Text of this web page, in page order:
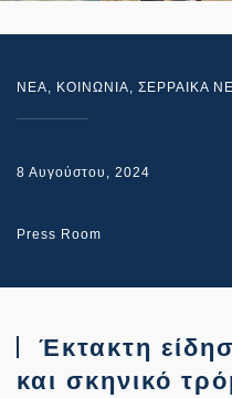
NEA, ΚΟΙΝΩΝΙΑ, ΣΕΡΡΑΙΚΑ
8 Αυγούστου, 2024
Press Room
Έκτακτη
και σκηνικό